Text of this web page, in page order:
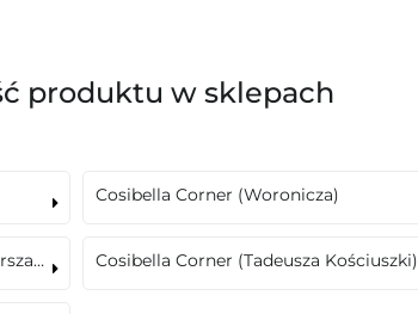
produktu w sklepach
Cosibella Corner (Woronicza)
Cosibella Corner (Bohaterów Warszawy) Cosibella Corner (Tadeusza Kościuszki)